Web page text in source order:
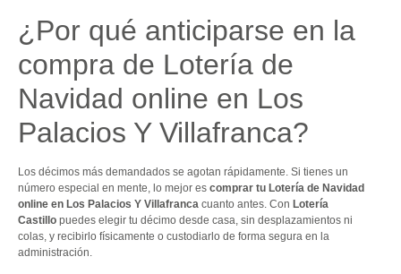
¿Por qué anticiparse en la
compra de Lotería de
Navidad online en Los
Palacios Y Villafranca?
Los décimos más demandados se agotan rápidamente. Si tienes un
número especial en mente, lo mejor es comprar tu Lotería de Navidad
online en Los Palacios Y Villafranca cuanto antes. Con Lotería
Castillo puedes elegir tu décimo desde casa, sin desplazamientos ni
colas, y recibirlo físicamente o custodiarlo de forma segura en la
administración.